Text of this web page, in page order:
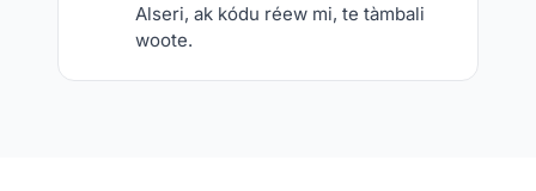
Alseri, ak kódu réew mi, te tàmbali
woote.